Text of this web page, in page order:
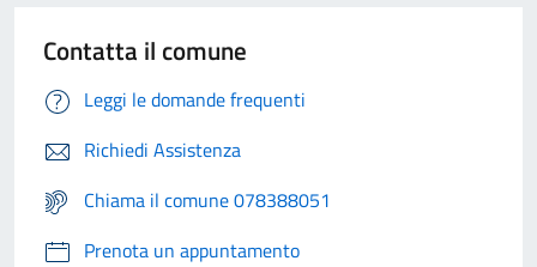
Contatta il comune
Leggi le domande frequenti
Richiedi Assistenza
Chiama il comune 078388051
Prenota un appuntamento